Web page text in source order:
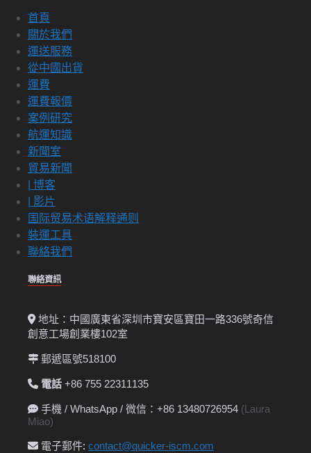
首頁
關於我們
運送服務
從中國出貨
運費
運費報價
案例研究
航運知識
新聞室
貿易新聞
| 博客
| 影片
国际贸易术语解释通则
裝運工具
聯絡我們
聯絡資訊
地址：中國廣東省深圳市寶安區寶田一路336號奇信
創意工場創業樓102室
郵遞區號518100
電話 +86 755 22311135
手機 / WhatsApp / 微信：+86 13480726954 (Laura
Miao)
電子郵件: contact@quicker-iscm.com